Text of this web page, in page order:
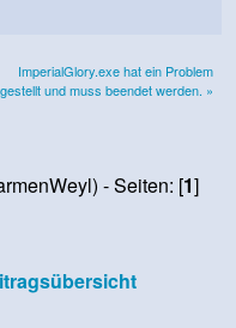
ImperialGlory.exe hat ein Problem
und muss beendet werden. »
- Seiten: [1]